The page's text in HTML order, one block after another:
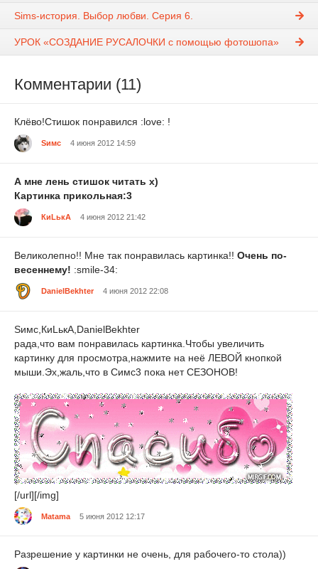
Sims-история. Выбор любви. Серия 6.
УРОК «СОЗДАНИЕ РУСАЛОЧКИ с помощью фотошопа»
Комментарии (11)
Клёво!Стишок понравился :love: !
Sимс 4 июня 2012 14:59
А мне лень стишок читать х)
Картинка прикольная:3
КиLькА 4 июня 2012 21:42
Великолепно!! Мне так понравилась картинка!! Очень по-
весеннему! :smile-34:
DanielBekhter 4 июня 2012 22:08
Sимс,КиLькА,DanielBekhter
рада,что вам понравилась картинка.Чтобы увеличить
картинку для просмотра,нажмите на неё ЛЕВОЙ кнопкой
мыши.Эх,жаль,что в Симс3 пока нет СЕЗОНОВ!
[/url][/img]
Matama 5 июня 2012 12:17
Разрешение у картинки не очень, для рабочего-то стола))